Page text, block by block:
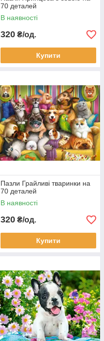
70 деталей
В наявності
320 ₴/од.
Купити
Пазли Грайливі тваринки на
70 деталей
В наявності
320 ₴/од.
Купити